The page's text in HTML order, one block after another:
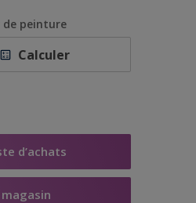
de peinture
Calculer
d’achats